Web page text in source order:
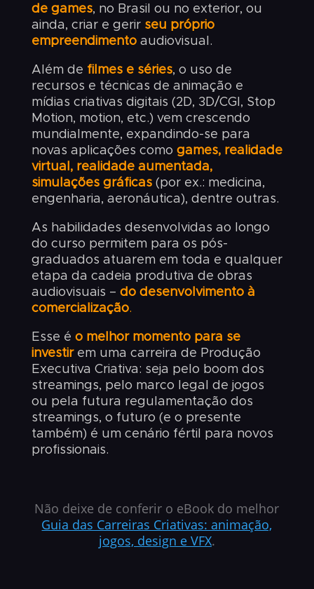
de games, no Brasil ou no exterior, ou
ainda, criar e gerirseu próprio
empreendimentoaudiovisual.
Além de filmes e séries, o uso de
recursos e técnicas de animação e
mídias criativas digitais (2D, 3D/CGI, Stop
Motion, motion, etc.) vem crescendo
mundialmente, expandindo-se para
novas aplicações como games, realidade
virtual, realidade aumentada,
simulações gráficas(por ex.: medicina,
engenharia, aeronáutica), dentre outras.
As habilidades desenvolvidas ao longo
do curso permitem para os pós-
graduados atuarem em toda e qualquer
etapa da cadeia produtiva de obras
audiovisuais – do desenvolvimento à
comercialização.
Esse é o melhor momento para se
investir em uma carreira de Produção
Executiva Criativa: seja pelo boom dos
streamings, pelo marco legal de jogos
ou pela futura regulamentação dos
streamings, o futuro (e o presente
também) é um cenário fértil para novos
profissionais.
Não deixe de conferir o eBook do melhor
Guia das Carreiras Criativas: animação,
jogos, design e VFX.